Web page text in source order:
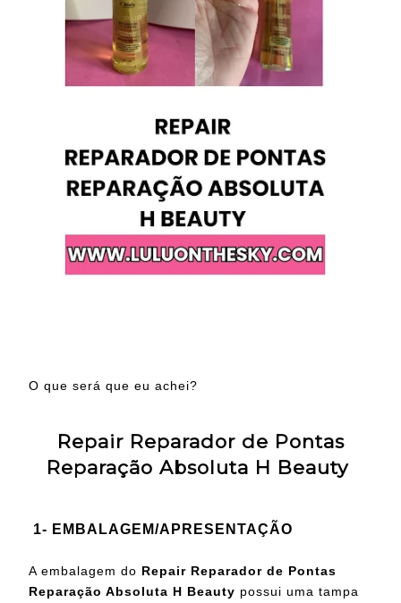
O que será que eu achei?
Repair Reparador de Pontas
Reparação Absoluta H Beauty
1- EMBALAGEM/APRESENTAÇÃO
A embalagem do Repair Reparador de Pontas
Reparação Absoluta H Beauty possui uma tampa